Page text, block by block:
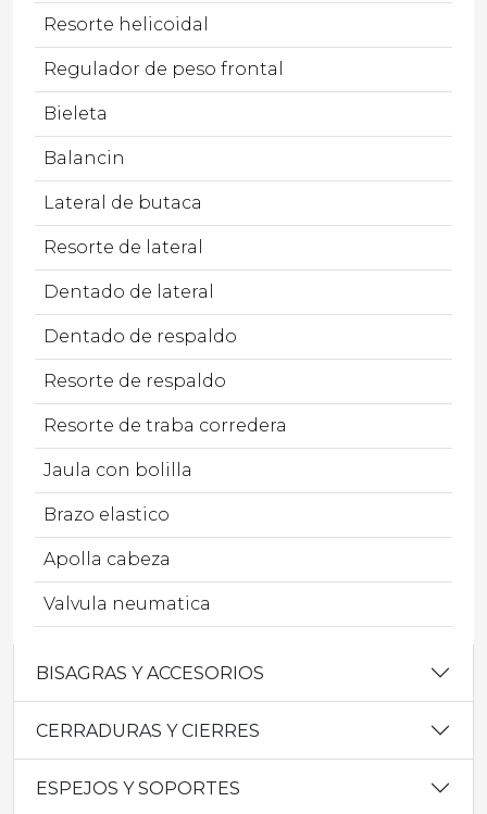
Resorte helicoidal
Regulador de peso frontal
Bieleta
Balancin
Lateral de butaca
Resorte de lateral
Dentado de lateral
Dentado de respaldo
Resorte de respaldo
Resorte de traba corredera
Jaula con bolilla
Brazo elastico
Apolla cabeza
Valvula neumatica
BISAGRAS Y ACCESORIOS
CERRADURAS Y CIERRES
ESPEJOS Y SOPORTES